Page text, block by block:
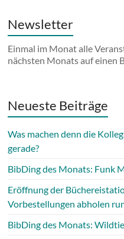
Newsletter
Einmal im Monat alle
nächsten Monats auf einen
Neueste Beiträge
Was machen denn die
gerade?
BibDing des Monats: Funk
Eröffnung der
Vorbestellungen abholen
BibDing des Monats: